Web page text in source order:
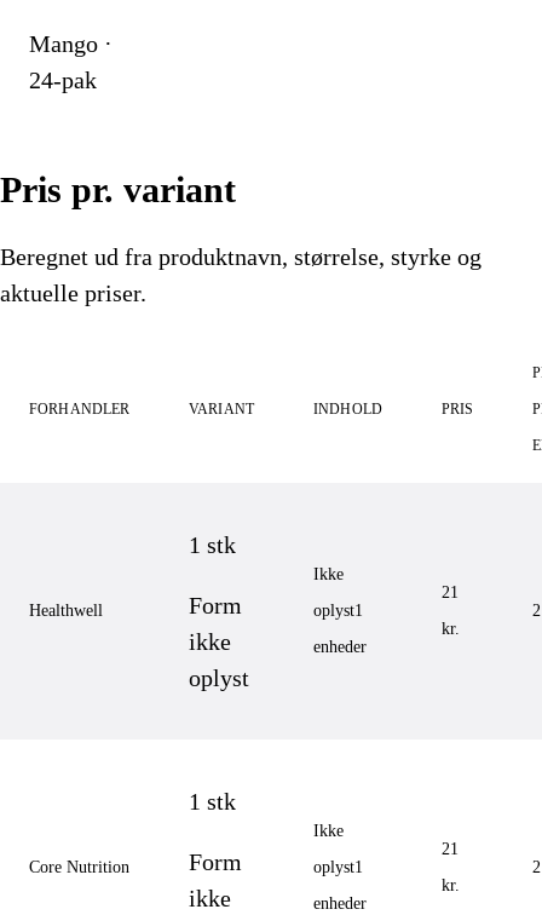
Mango ·
24-pak
Pris pr. variant
Beregnet ud fra produktnavn, størrelse, styrke og
aktuelle priser.
FORHANDLER VARIANT INDHOLD PRIS
Healthwell
1 stk
Form
ikke
oplyst
Ikke
oplyst1
enheder
21
kr.
Core Nutrition
1 stk
Form
ikke
Ikke
oplyst1
enheder
21
kr.